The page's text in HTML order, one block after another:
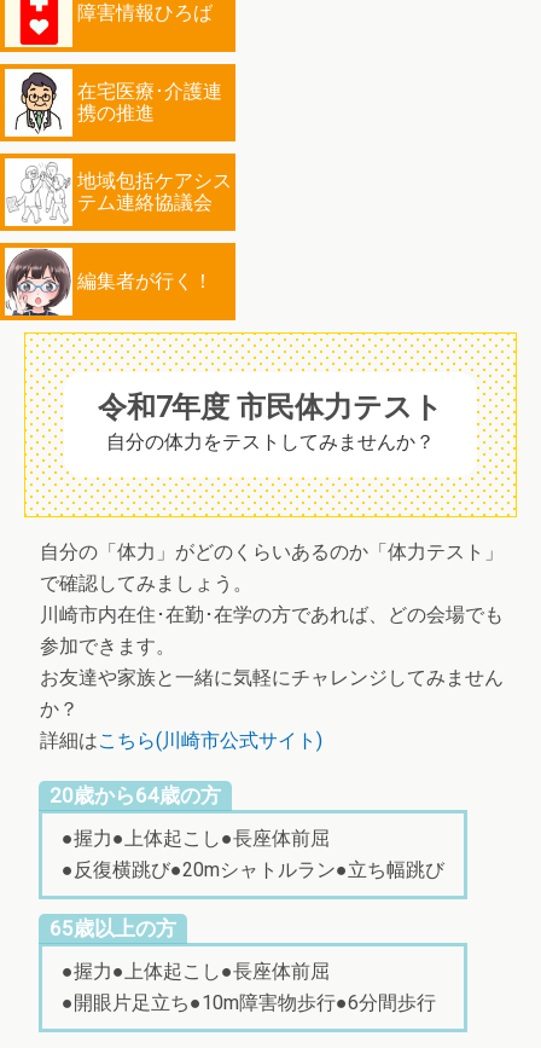
障害情報ひろば
在宅医療･介護連
携の推進
地域包括ケアシス
テム連絡協議会
編集者が行く！
令和7年度 市民体力テスト
自分の体力をテストしてみませんか？
自分の「体力」がどのくらいあるのか「体力テスト」
で確認してみましょう。
川崎市内在住･在勤･在学の方であれば、どの会場でも
参加できます。
お友達や家族と一緒に気軽にチャレンジしてみません
か？
詳細はこちら(川崎市公式サイト)
20歳から64歳の方
●握力●上体起こし●長座体前屈
●反復横跳び●20mシャトルラン●立ち幅跳び
65歳以上の方
●握力●上体起こし●長座体前屈
●開眼片足立ち●10m障害物歩行●6分間歩行